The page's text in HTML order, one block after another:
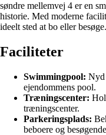
søndre mellemvej 4 er en
historie. Med moderne
ideelt sted at bo eller besøge.
Faciliteter
Swimmingpool: Nyd
ejendommens pool.
Træningscenter:
træningscenter.
Parkeringsplads:
beboere og